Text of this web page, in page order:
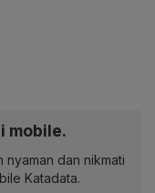
mobile.
nyaman dan nikmati
Katadata.